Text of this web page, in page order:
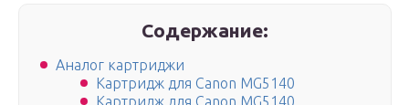
Содержание:
Аналог картриджи
Картридж для Canon MG5140
Картридж для Canon MG5140